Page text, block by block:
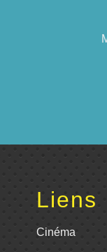
Liens
Cinéma